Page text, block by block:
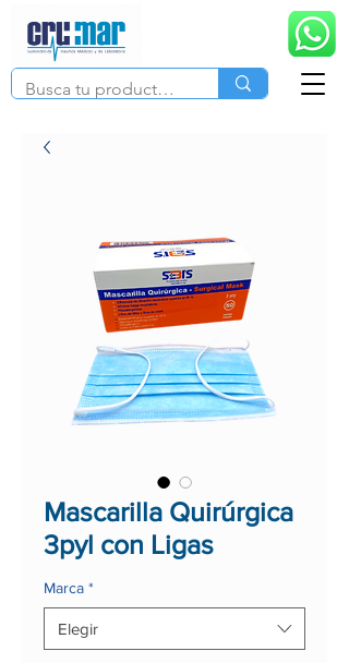
Mascarilla Quirúrgica
3pyl con Ligas
Marca *
Elegir